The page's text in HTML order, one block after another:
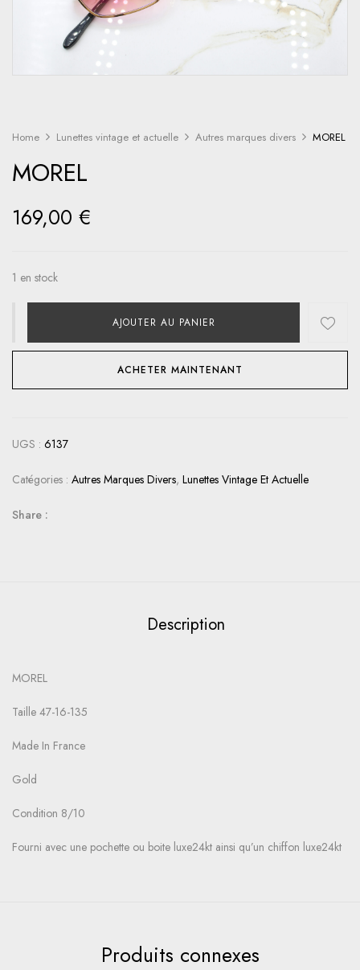
Home Lunettes vintage et actuelle Autres marques divers MOREL
MOREL
169,00 €
1 en stock
AJOUTER AU PANIER
ACHETER MAINTENANT
UGS : 6137
Catégories : Autres Marques Divers, Lunettes Vintage Et Actuelle
Share :
Description
MOREL
Taille 47-16-135
Made In France
Gold
Condition 8/10
Fourni avec une pochette ou boite luxe24kt ainsi qu’un chiffon luxe24kt
Produits connexes